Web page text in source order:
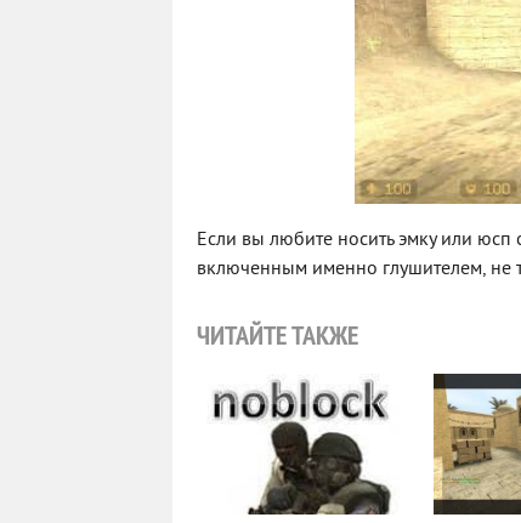
Если вы любите носить эмку или юсп
включенным именно глушителем, не
ЧИТАЙТЕ ТАКЖЕ